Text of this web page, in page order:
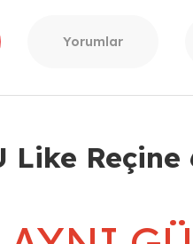
Yorumlar
Like